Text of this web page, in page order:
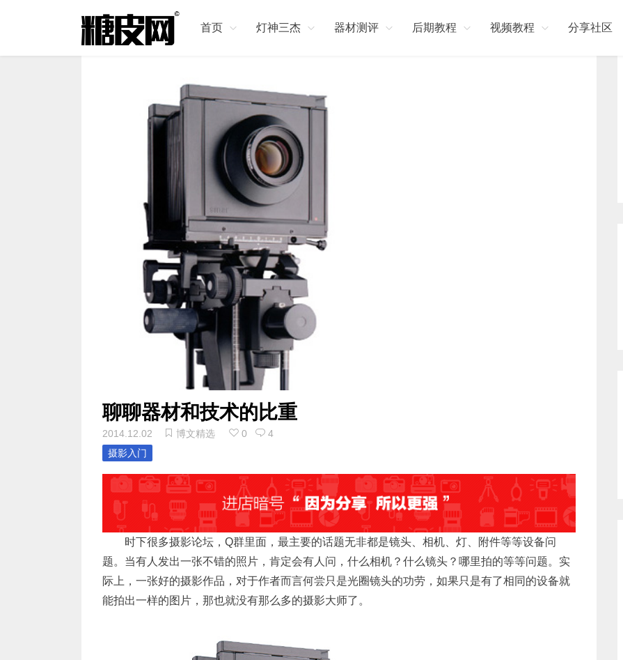
首页 灯神三杰 器材测评 后期教程 视频教程 分享社区
聊聊器材和技术的比重
2014.12.02 博文精选 0
4
摄影入门
时下很多摄影论坛，Q群里面，最主要的话题无非都是镜头、相机、灯、附件等等设备问
题。当有人发出一张不错的照片，肯定会有人问，什么相机？什么镜头？哪里拍的等等问题。实
际上，一张好的摄影作品，对于作者而言何尝只是光圈镜头的功劳，如果只是有了相同的设备就
能拍出一样的图片，那也就没有那么多的摄影大师了。